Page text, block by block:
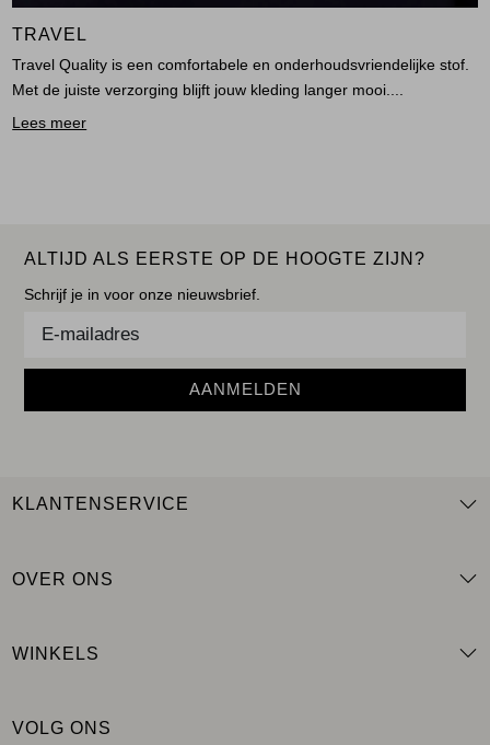
TRAVEL
Travel Quality is een comfortabele en onderhoudsvriendelijke stof.
Met de juiste verzorging blijft jouw kleding langer mooi....
Lees meer
ALTIJD ALS EERSTE OP DE HOOGTE ZIJN?
Schrijf je in voor onze nieuwsbrief.
AANMELDEN
KLANTENSERVICE
OVER ONS
WINKELS
VOLG ONS